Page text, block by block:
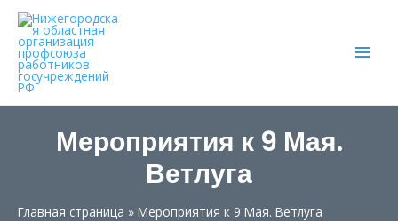
Мероприятия к 9 Мая.
Ветлуга
Главная страница » Мероприятия к 9 Мая. Ветлуга